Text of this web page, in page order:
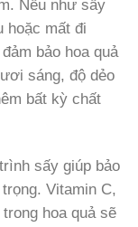
Nếu như sấy
hoặc mất đi
bảo hoa quả
sáng, độ dẻo
bất kỳ chất
sấy giúp bảo
Vitamin C,
hoa quả sẽ